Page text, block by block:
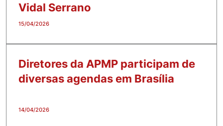
Vidal Serrano
15/04/2026
Diretores da APMP participam de
diversas agendas em Brasília
14/04/2026